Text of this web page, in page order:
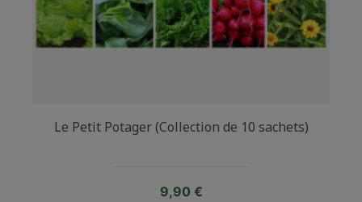
Le Petit Potager (Collection de 10 sachets)
Prix
9,90 €